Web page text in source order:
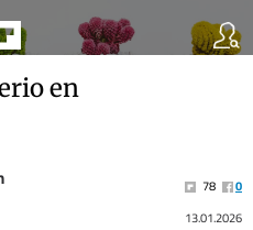
en
78
0
13.01.2026